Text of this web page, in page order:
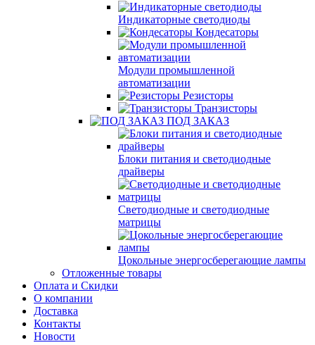
Индикаторные светодиоды
Кондесаторы
Модули промышленной
автоматизации
Резисторы
Транзисторы
ПОД ЗАКАЗ
Блоки питания и светодиодные
драйверы
Светодиодные и светодиодные
матрицы
Цокольные энергосберегающие лампы
Отложенные товары
Оплата и Скидки
О компании
Доставка
Контакты
Новости